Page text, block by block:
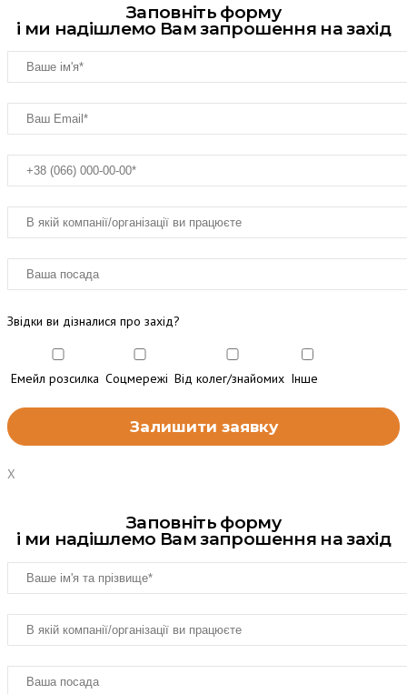
Заповніть форму
і ми надішлемо Вам запрошення на захід
Звідки ви дізналися про захід?
Емейл розсилка Соцмережі Від колег/знайомих Інше
X
Заповніть форму
і ми надішлемо Вам запрошення на захід